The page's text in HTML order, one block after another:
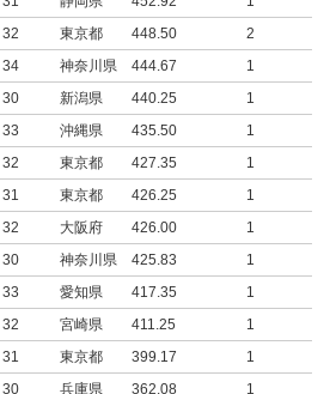
32 東京都 448.50
2
34 神奈川県 444.67
1
30 新潟県 440.25
1
33 沖縄県 435.50
1
32 東京都 427.35
1
31 東京都 426.25
1
32 大阪府 426.00
1
30 神奈川県 425.83
1
33 愛知県 417.35
1
32 宮崎県 411.25
1
31 東京都 399.17
1
30 兵庫県 362.08
1